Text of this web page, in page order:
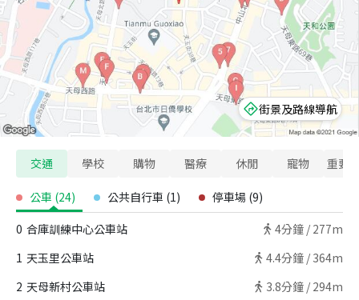
街景及路線導航
交通 學校 購物 醫療 休閒 寵物 重要
公車 (24) 公共自行車 (1) 停車場 (9)
0 合庫訓練中心公車站 4分鐘 / 277m
1 天玉里公車站 4.4分鐘 / 364m
2 天母新村公車站 3.8分鐘 / 294m